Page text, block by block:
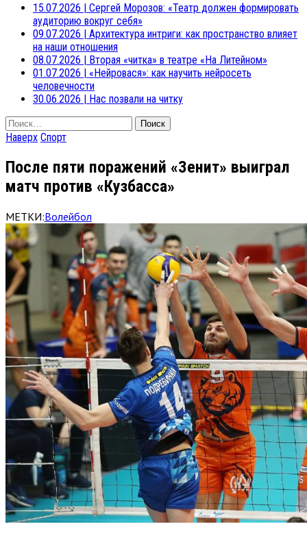
15.07.2026 | Сергей Морозов: «Театр должен формировать
аудиторию вокруг себя»
09.07.2026 | Архитектура интриги: как пространство влияет
на наши отношения
08.07.2026 | Вторая «читка» в театре «На Литейном»
01.07.2026 | «Нейровася»: как научить нейросеть
человечности
30.06.2026 | Нас позвали на читку
Найти:
Наверх Спорт
После пяти поражений «Зенит» выиграл
матч против «Кузбасса»
МЕТКИ:Волейбол